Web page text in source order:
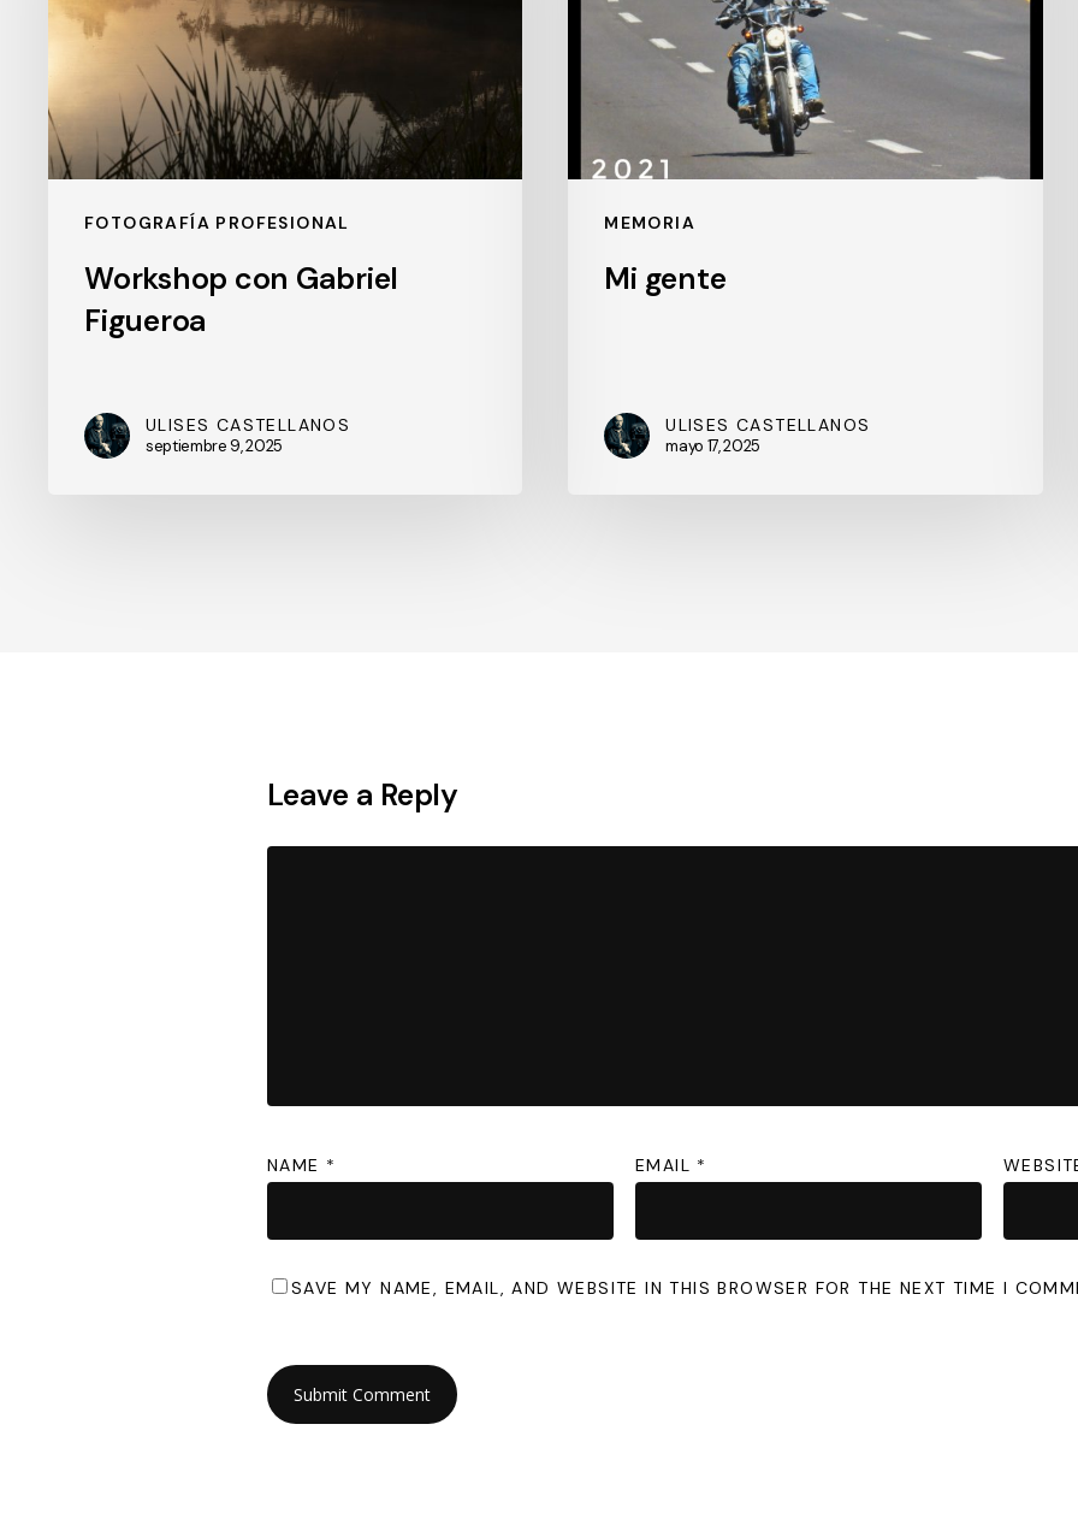
FOTOGRAFÍA PROFESIONAL
Workshop con Gabriel
Figueroa
ULISES CASTELLANOS
septiembre 9, 2025
MEMORIA
Mi gente
ULISES CASTELLANOS
mayo 17, 2025
Leave a Reply
NAME * EMAIL *
SAVE MY NAME, EMAIL, AND WEBSITE IN THIS BROWSER FOR THE NEXT TIME I